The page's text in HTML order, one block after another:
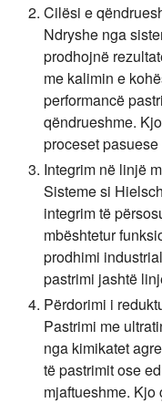
Cilësi e
Ndryshe nga
prodhojnë
me kalimin e
performancë
qëndrueshme.
proceset
Integrim në linjë
Sisteme si
integrim të
mbështetur
prodhimi
pastrimi jashtë
Përdorimi i
Pastrimi me
nga kimikatet
të pastrimit ose
mjaftueshme. Kjo